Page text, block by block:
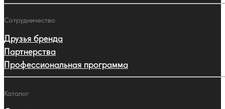
Сотрудничество
Друзья бренда
Партнерства
Профессиональная программа
Каталог